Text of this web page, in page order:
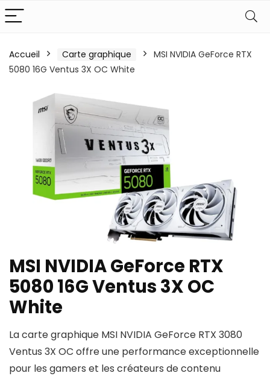
Accueil Carte graphique
MSI NVIDIA GeForce RTX
5080 16G Ventus 3X OC White
MSI NVIDIA GeForce RTX
5080 16G Ventus 3X OC
White
La carte graphique MSI NVIDIA GeForce RTX 3080
Ventus 3X OC offre une performance exceptionnelle
pour les gamers et les créateurs de contenu